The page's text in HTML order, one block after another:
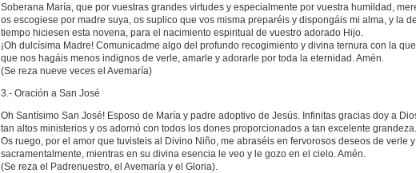
Soberana María, que por vuestras grandes virtudes y especialmente por vuestra humildad,
os escogiese por madre suya, os suplico que vos misma preparéis y dispongáis mi alma, y la
tiempo hiciesen esta novena, para el nacimiento espiritual de vuestro adorado Hijo.
¡Oh dulcísima Madre! Comunicadme algo del profundo recogimiento y divina ternura con la
que nos hagáis menos indignos de verle, amarle y adorarle por toda la eternidad. Amén.
(Se reza nueve veces el Avemaría)
3.- Oración a San José
Oh Santísimo San José! Esposo de María y padre adoptivo de Jesús. Infinitas gracias doy a
tan altos ministerios y os adornó con todos los dones proporcionados a tan excelente grandeza.
Os ruego, por el amor que tuvisteis al Divino Niño, me abraséis en fervorosos deseos de verle
sacramentalmente, mientras en su divina esencia le veo y le gozo en el cielo. Amén.
(Se reza el Padrenuestro, el Avemaría y el Gloria).